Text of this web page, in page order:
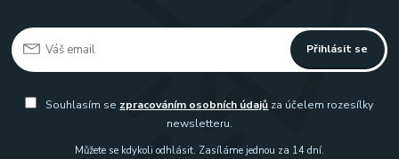
Přihlásit se
Souhlasím se zpracováním osobních údajů za účelem rozesílky
newsletteru.
Můžete se kdykoli odhlásit. Zasíláme jednou za 14 dní.